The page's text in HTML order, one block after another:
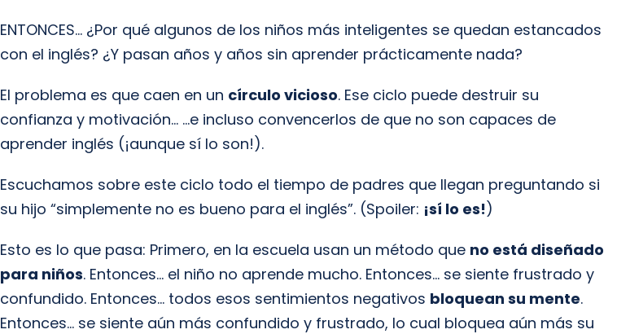
ENTONCES… ¿Por qué algunos de los niños más inteligentes se quedan estancados
con el inglés? ¿Y pasan años y años sin aprender prácticamente nada?
El problema es que caen en un círculo vicioso. Ese ciclo puede destruir su
confianza y motivación… …e incluso convencerlos de que no son capaces de
aprender inglés (¡aunque sí lo son!).
Escuchamos sobre este ciclo todo el tiempo de padres que llegan preguntando si
su hijo “simplemente no es bueno para el inglés”. (Spoiler: ¡sí lo es!)
Esto es lo que pasa: Primero, en la escuela usan un método que no está diseñado
para niños. Entonces… el niño no aprende mucho. Entonces… se siente frustrado y
confundido. Entonces… todos esos sentimientos negativos bloquean su mente.
Entonces… se siente aún más confundido y frustrado, lo cual bloquea aún más su